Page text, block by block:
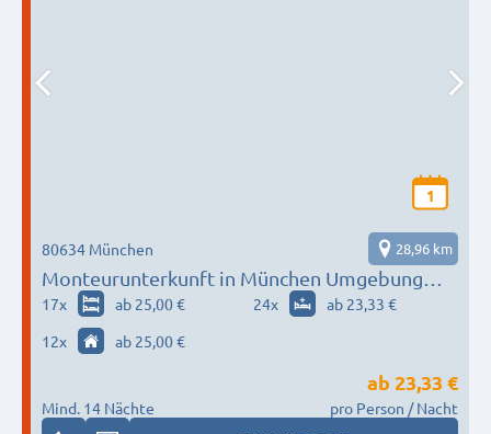
1
Monteurunterkunft in München Umgebung
nach Wunsch / Bedürfnis
80634 München 28,96 km
17x ab 25,00 € 24x
ab 23,33 €
12x ab 25,00 €
Mind. 14 Nächte
ab 23,33 €
pro Person / Nacht